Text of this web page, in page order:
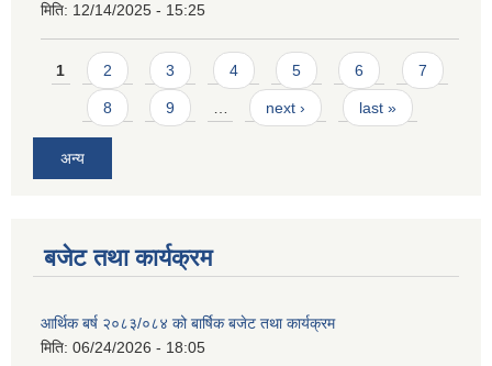
मिति: 12/14/2025 - 15:25
Pages
1 2 3 4 5 6 7
8 9 next › last »
अन्य
बजेट तथा कार्यक्रम
आर्थिक बर्ष २०८३/०८४ को बार्षिक बजेट तथा कार्यक्रम
मिति: 06/24/2026 - 18:05